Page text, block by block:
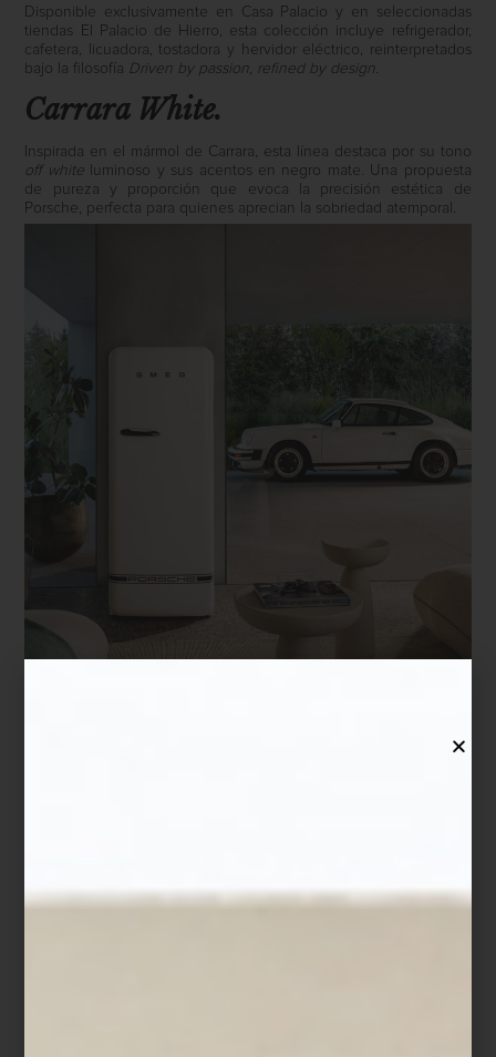
Disponible exclusivamente en Casa Palacio y en seleccionadas
tiendas El Palacio de Hierro, esta colección incluye refrigerador,
cafetera, licuadora, tostadora y hervidor eléctrico, reinterpretados
bajo la filosofía Driven by passion, refined by design.
Carrara White.
Inspirada en el mármol de Carrara, esta línea destaca por su tono
off whiteluminoso y sus acentos en negro mate. Una propuesta
de pureza y proporción que evoca la precisión estética de
Porsche, perfecta para quienes aprecian la sobriedad atemporal.